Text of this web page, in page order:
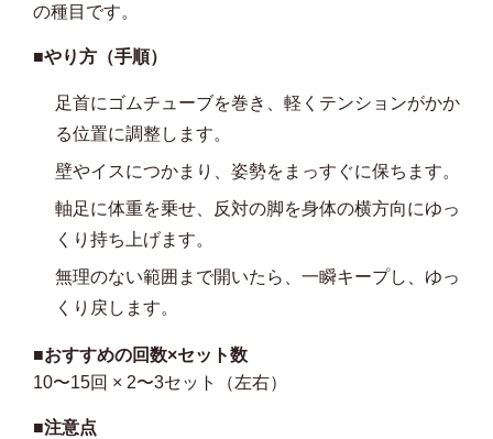
の種目です。
■やり方（手順）
足首にゴムチューブを巻き、軽くテンションがかか
る位置に調整します。
壁やイスにつかまり、姿勢をまっすぐに保ちます。
軸足に体重を乗せ、反対の脚を身体の横方向にゆっ
くり持ち上げます。
無理のない範囲まで開いたら、一瞬キープし、ゆっ
くり戻します。
■おすすめの回数×セット数
10〜15回 × 2〜3セット（左右）
■注意点